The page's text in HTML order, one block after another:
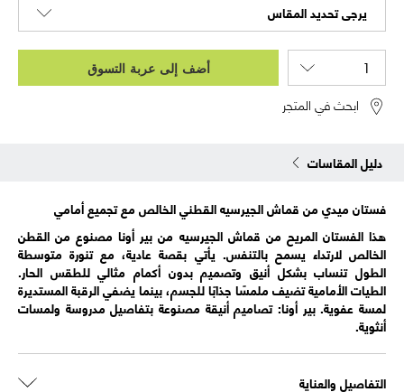
يرجى تحديد المقاس
أضف إلى عربة التسوق
ابحث في المتجر
دليل المقاسات
فستان ميدي من قماش الجيرسيه القطني الخالص مع تجميع أمامي
هذا الفستان المريح من قماش الجيرسيه من بير أونا مصنوع من القطن
الخالص لارتداء يسمح بالتنفس. يأتي بقصة عادية، مع تنورة متوسطة
الطول تنساب بشكل أنيق وتصميم بدون أكمام مثالي للطقس الحار.
الطيات الأمامية تضيف ملمسًا جذابًا للجسم، بينما يضفي الرقبة المستديرة
لمسة عفوية. بير أونا: تصاميم أنيقة مصنوعة بتفاصيل مدروسة ولمسات
أنثوية.
التفاصيل والعناية